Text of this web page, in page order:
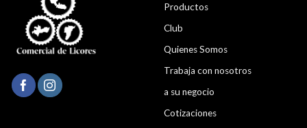
Productos
Club
Quienes Somos
Trabaja con nosotros
a su negocio
Cotizaciones